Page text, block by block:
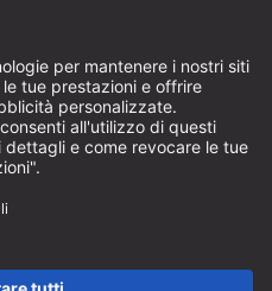
standard, esclusi articoli